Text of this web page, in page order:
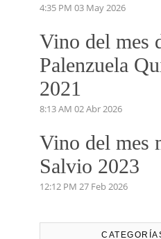
4:35 PM 03 May 2026
Vino del mes
Palenzuela
2021
8:13 AM 02 Abr 2026
Vino del mes
Salvio 2023
12:12 PM 27 Feb 2026